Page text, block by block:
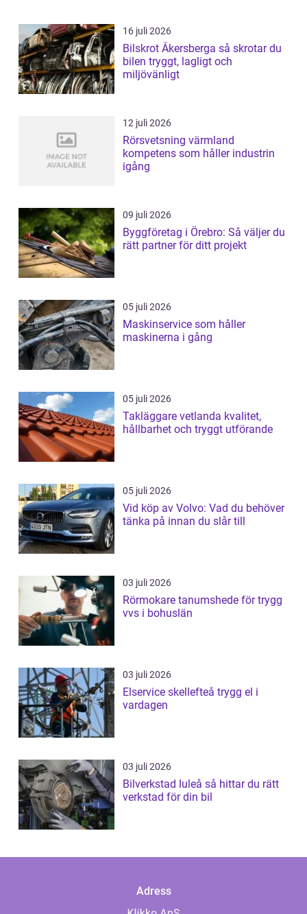
16 juli 2026
Bilskrot Åkersberga så skrotar du
bilen tryggt, lagligt och
miljövänligt
12 juli 2026
Rörsvetsning värmland
kompetens som håller industrin
igång
09 juli 2026
Byggföretag i Örebro: Så väljer du
rätt partner för ditt projekt
05 juli 2026
Maskinservice som håller
maskinerna i gång
05 juli 2026
Takläggare vetlanda kvalitet,
hållbarhet och tryggt utförande
05 juli 2026
Vid köp av Volvo: Vad du behöver
tänka på innan du slår till
03 juli 2026
Rörmokare tanumshede för trygg
vvs i bohuslän
03 juli 2026
Elservice skellefteå trygg el i
vardagen
03 juli 2026
Bilverkstad luleå så hittar du rätt
verkstad för din bil
Adress